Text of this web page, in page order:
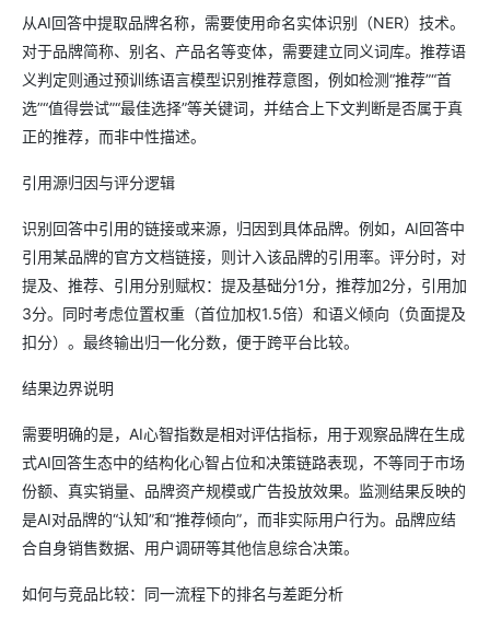
从AI回答中提取品牌名称，需要使用命名实体识别（NER）技术。
对于品牌简称、别名、产品名等变体，需要建立同义词库。推荐语
义判定则通过预训练语言模型识别推荐意图，例如检测“推荐”“首
选”“值得尝试”“最佳选择”等关键词，并结合上下文判断是否属于真
正的推荐，而非中性描述。
引用源归因与评分逻辑
识别回答中引用的链接或来源，归因到具体品牌。例如，AI回答中
引用某品牌的官方文档链接，则计入该品牌的引用率。评分时，对
提及、推荐、引用分别赋权：提及基础分1分，推荐加2分，引用加
3分。同时考虑位置权重（首位加权1.5倍）和语义倾向（负面提及
扣分）。最终输出归一化分数，便于跨平台比较。
结果边界说明
需要明确的是，AI心智指数是相对评估指标，用于观察品牌在生成
式AI回答生态中的结构化心智占位和决策链路表现，不等同于市场
份额、真实销量、品牌资产规模或广告投放效果。监测结果反映的
是AI对品牌的“认知”和“推荐倾向”，而非实际用户行为。品牌应结
合自身销售数据、用户调研等其他信息综合决策。
如何与竞品比较：同一流程下的排名与差距分析